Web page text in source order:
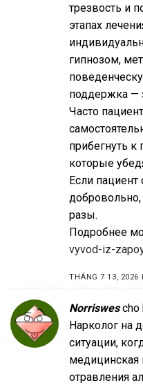
трезвость и
этапах
гипнозом,
поддержка —
Часто
прибегнуть
которые
Если пациент
добровольно,
разы.
Подробнее
vyvod-iz-
THÁNG 7 13, 2026
Norriswes cho
Нарколог на
ситуации,
медицинская
отравления